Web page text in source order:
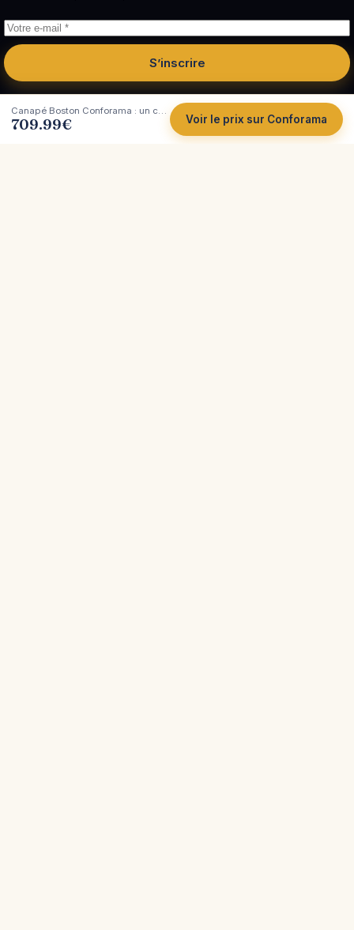
S’inscrire
Canapé Boston Conforama : un convertible 3 places gris avec coffre
709.99€ Voir le prix sur Conforama